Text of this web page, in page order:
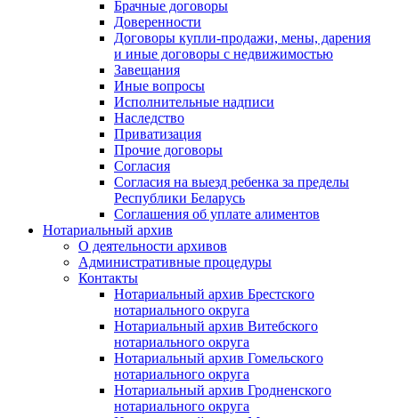
Брачные договоры
Доверенности
Договоры купли-продажи, мены, дарения
и иные договоры с недвижимостью
Завещания
Иные вопросы
Исполнительные надписи
Наследство
Приватизация
Прочие договоры
Согласия
Согласия на выезд ребенка за пределы
Республики Беларусь
Соглашения об уплате алиментов
Нотариальный архив
О деятельности архивов
Административные процедуры
Контакты
Нотариальный архив Брестского
нотариального округа
Нотариальный архив Витебского
нотариального округа
Нотариальный архив Гомельского
нотариального округа
Нотариальный архив Гродненского
нотариального округа